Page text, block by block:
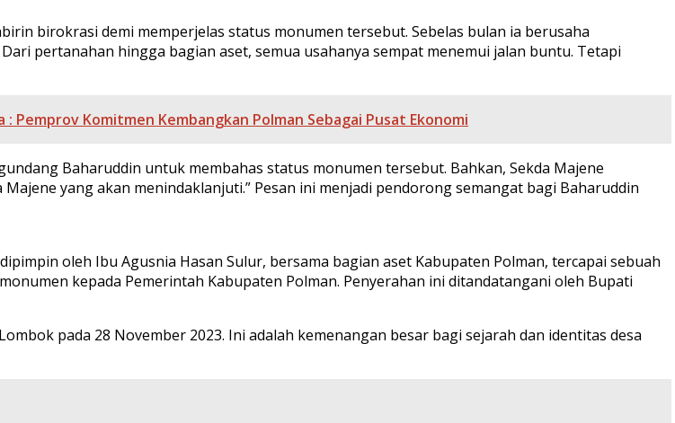
birokrasi demi memperjelas status monumen tersebut. Sebelas bulan ia berusaha
pertanahan hingga bagian aset, semua usahanya sempat menemui jalan buntu. Tetapi
: Pemprov Komitmen Kembangkan Polman Sebagai Pusat Ekonomi
Baharuddin untuk membahas status monumen tersebut. Bahkan, Sekda Majene
yang akan menindaklanjuti.” Pesan ini menjadi pendorong semangat bagi Baharuddin
oleh Ibu Agusnia Hasan Sulur, bersama bagian aset Kabupaten Polman, tercapai sebuah
kepada Pemerintah Kabupaten Polman. Penyerahan ini ditandatangani oleh Bupati
pada 28 November 2023. Ini adalah kemenangan besar bagi sejarah dan identitas desa